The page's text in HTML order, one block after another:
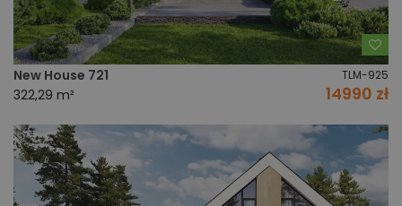
New House 721 TLM-925
322,29 m² 14990 zł